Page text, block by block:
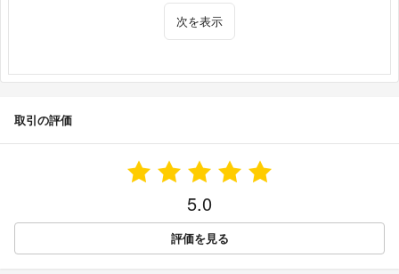
次を表示
取引の評価
5.0
評価を見る